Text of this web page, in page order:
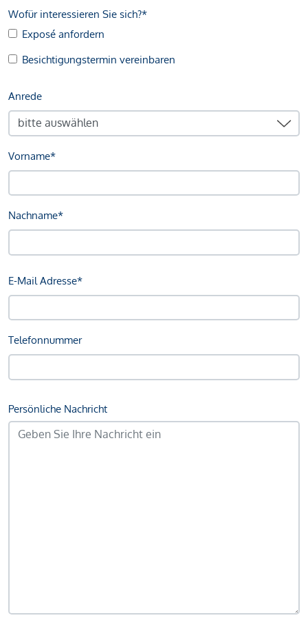
Wofür interessieren Sie sich?*
Exposé anfordern
Besichtigungstermin vereinbaren
Anrede
Vorname*
Nachname*
E-Mail Adresse*
Telefonnummer
Persönliche Nachricht